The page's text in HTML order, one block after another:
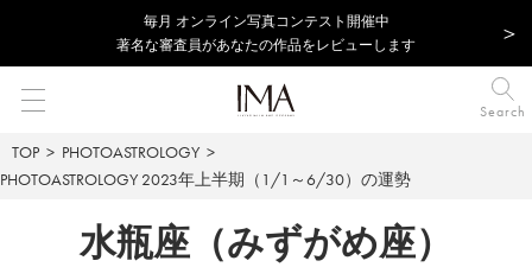
毎⽉ オンライン写真コンテスト開催中
著名な審査員があなたの作品をレビューします
Search
TOP
PHOTOASTROLOGY
PHOTOASTROLOGY 2023年上半期（1/1～6/30）の運勢
水瓶座（みずがめ座）